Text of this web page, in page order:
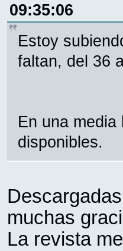
09:35:06
Estoy
faltan, del 36
En una
disponibles.
muchas
La revista